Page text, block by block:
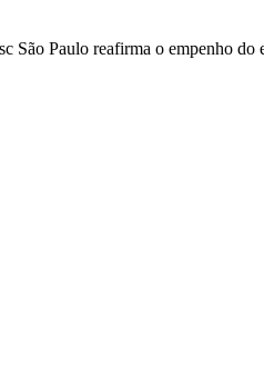
São Paulo reafirma o empenho